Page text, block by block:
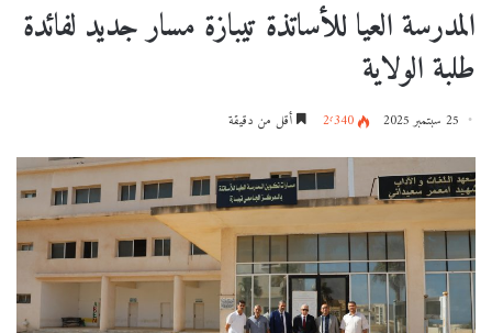
المدرسة العيا للأساتذة تيبازة مسار جديد لفائدة
طلبة الولاية
25 سبتمبر 2025 2٬340 أقل من دقيقة